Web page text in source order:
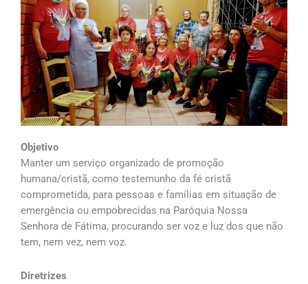
Objetivo
Manter um serviço organizado de promoção
humana/cristã, como testemunho da fé cristã
comprometida, para pessoas e famílias em situação de
emergência ou empobrecidas na Paróquia Nossa
Senhora de Fátima, procurando ser voz e luz dos que não
tem, nem vez, nem voz.
Diretrizes